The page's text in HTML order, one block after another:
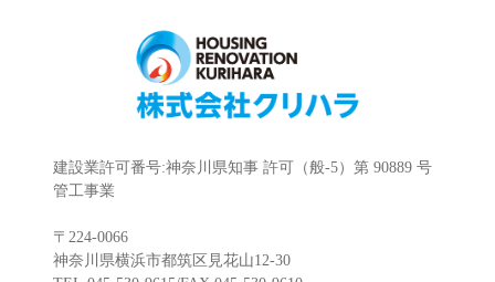
建設業許可番号:神奈川県知事 許可（般-5）第 90889 号
管工事業
〒224-0066
神奈川県横浜市都筑区見花山12-30